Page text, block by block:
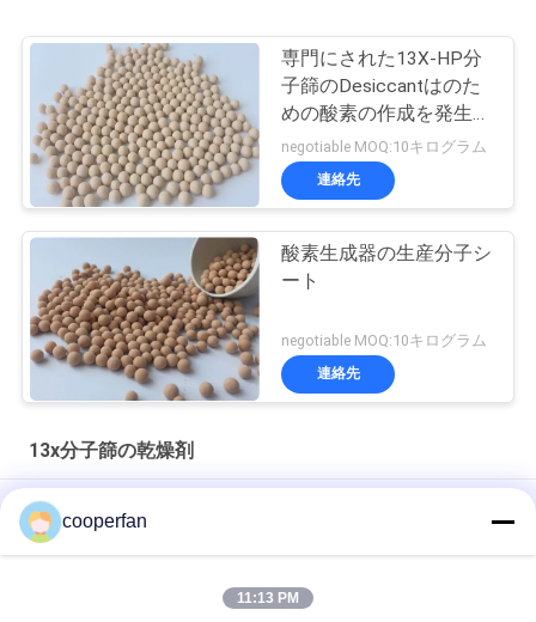
専門にされた13X-HP分
子篩のDesiccantはのた
めの酸素の作成を発生さ
せる
negotiable MOQ:10キログラム
連絡先
酸素生成器の生産分子シ
ート
negotiable MOQ:10キログラム
連絡先
13x分子篩の乾燥剤
円柱形13Xの分子篩のDesiccant 2 - 3mmの気孔のサイズ
ゼオライト13Xの分子篩の乾燥性がある餌の見掛け密度
cooperfan
11:13 PM